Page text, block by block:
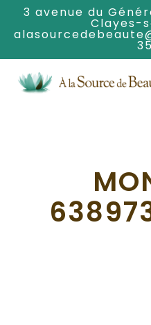
Skip
main
content
3 avenue du
Clayes-